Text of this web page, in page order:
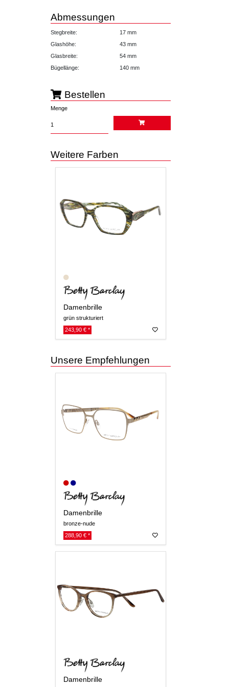
Abmessungen
Stegbreite:
17 mm
Glashöhe:
43 mm
Glasbreite:
54 mm
Bügellänge:
140 mm
Bestellen
Menge
Weitere Farben
Damenbrille
grün strukturiert
243,90 € *
Unsere Empfehlungen
Damenbrille
bronze-nude
288,90 € *
Damenbrille